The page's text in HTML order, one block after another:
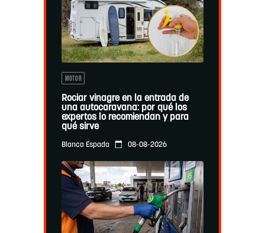
MOTOR
Rociar vinagre en la entrada de
una autocaravana: por qué los
expertos lo recomiendan y para
qué sirve
Blanca Espada 08-08-2026